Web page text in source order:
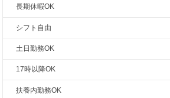
長期休暇OK
シフト自由
土日勤務OK
17時以降OK
扶養内勤務OK